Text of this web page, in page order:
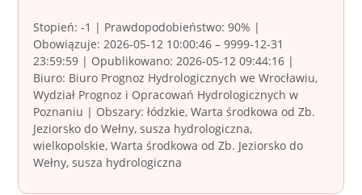
Stopień: -1 | Prawdopodobieństwo: 90% |
Obowiązuje: 2026-05-12 10:00:46 – 9999-12-31
23:59:59 | Opublikowano: 2026-05-12 09:44:16 |
Biuro: Biuro Prognoz Hydrologicznych we Wrocławiu,
Wydział Prognoz i Opracowań Hydrologicznych w
Poznaniu | Obszary: łódzkie, Warta środkowa od Zb.
Jeziorsko do Wełny, susza hydrologiczna,
wielkopolskie, Warta środkowa od Zb. Jeziorsko do
Wełny, susza hydrologiczna